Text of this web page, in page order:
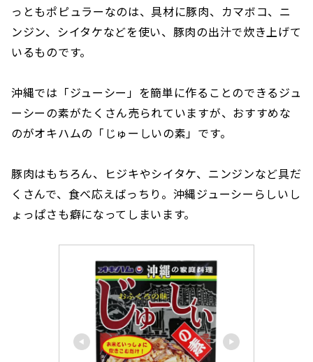
っともポピュラーなのは、具材に豚肉、カマボコ、ニ
ンジン、シイタケなどを使い、豚肉の出汁で炊き上げて
いるものです。
沖縄では「ジューシー」を簡単に作ることのできるジュ
ーシーの素がたくさん売られていますが、おすすめな
のがオキハムの「じゅーしいの素」です。
豚肉はもちろん、ヒジキやシイタケ、ニンジンなど具だ
くさんで、食べ応えばっちり。沖縄ジューシーらしいし
ょっぱさも癖になってしまいます。